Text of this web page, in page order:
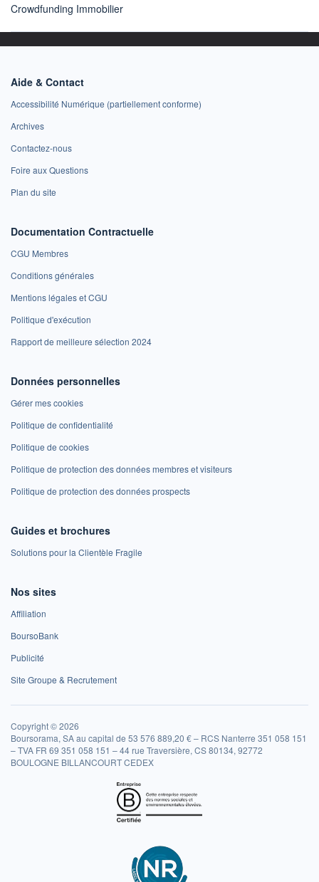
Crowdfunding Immobilier
Aide & Contact
Accessibilité Numérique (partiellement conforme)
Archives
Contactez-nous
Foire aux Questions
Plan du site
Documentation Contractuelle
CGU Membres
Conditions générales
Mentions légales et CGU
Politique d'exécution
Rapport de meilleure sélection 2024
Données personnelles
Gérer mes cookies
Politique de confidentialité
Politique de cookies
Politique de protection des données membres et visiteurs
Politique de protection des données prospects
Guides et brochures
Solutions pour la Clientèle Fragile
Nos sites
Affiliation
BoursoBank
Publicité
Site Groupe & Recrutement
Copyright © 2026
Boursorama, SA au capital de 53 576 889,20 € – RCS Nanterre 351 058 151
– TVA FR 69 351 058 151 – 44 rue Traversière, CS 80134, 92772
BOULOGNE BILLANCOURT CEDEX